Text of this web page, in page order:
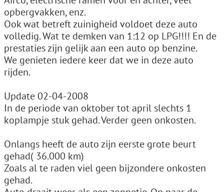
opbergvakken, enz.
Ook wat betreft zuinigheid voldoet deze auto
volledig. Wat te demken van 1:12 op LPG!!!! En de
prestaties zijn gelijk aan een auto op benzine.
We genieten iedere keer dat we in deze auto
rijden.
Update 02-04-2008
In de periode van oktober tot april slechts 1
koplampje stuk gehad. Verder geen onkosten.
Onlangs heeft de auto zijn eerste grote beurt
gehad( 36.000 km)
Zoals al te raden viel geen bijzondere onkosten
gehad.